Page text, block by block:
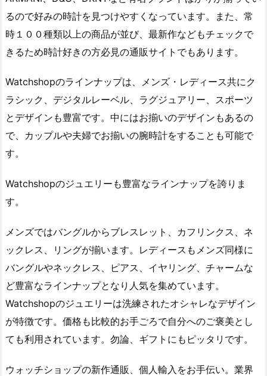
るので好みの時計を見つけやすくなっています。また、常
時１００種類以上の商品が並び、最新作などもチェックで
きるため時計好きの方必見の通販サイトでもあります。
Watchshopのラインナップは、メンズ・レディース共にク
ラシック、デジタルレーベル、ラグジュアリー、スポーツ
とデザインも豊富です。中にはお揃いのデザインもあるの
で、カップルや夫婦でお揃いの腕時計をすることも可能で
す。
Watchshopのジュエリーも豊富なラインナップを誇りま
す。
メンズではバングルからブレスレット、カフリンクス、ネ
ックレス、リングが揃います。レディースもメンズ同様に
バングルやネックレス、ピアス、イヤリング、チャームな
ど豊富なラインナップとなり人気を集めています。
Watchshopのジュエリーは洗練されたオシャレなデザイン
が特徴です。価格も比較的お手ごろで自分へのご褒美とし
ても利用されています。勿論、ギフトにもピッタリです。
ウォッチショップの新作通販、個人輸入をお手伝い。業界